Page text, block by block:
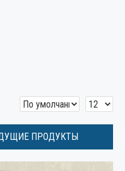
ПРОДУКТЫ